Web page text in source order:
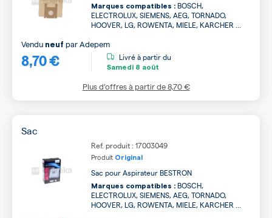
Marques compatibles : BOSCH,
ELECTROLUX, SIEMENS, AEG, TORNADO,
HOOVER, LG, ROWENTA, MIELE, KARCHER ...
8,70 €
Vendu neuf parAdepem
Livré à partir du
Samedi 8 août
Plus d’offres à partir de8,70 €
Sac
Ref. produit : 17003049
Produit Original
Sac pour Aspirateur BESTRON
Marques compatibles : BOSCH,
ELECTROLUX, SIEMENS, AEG, TORNADO,
HOOVER, LG, ROWENTA, MIELE, KARCHER ...